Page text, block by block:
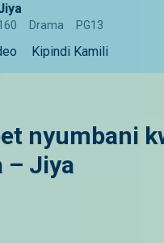
Drama PG13
Kipindi Kamili
nyumbani
– Jiya